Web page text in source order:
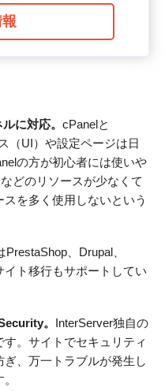
に対応。 cPanelと
（UI）や設定ページは日
の方が初心者には使いや
どのリソースが少なくて
を多く使用しないという
PrestaShop、Drupal、
ト移行もサポートしてい
。 InterServer独自の
。サイトでセキュリティ
、万一トラブルが発生し